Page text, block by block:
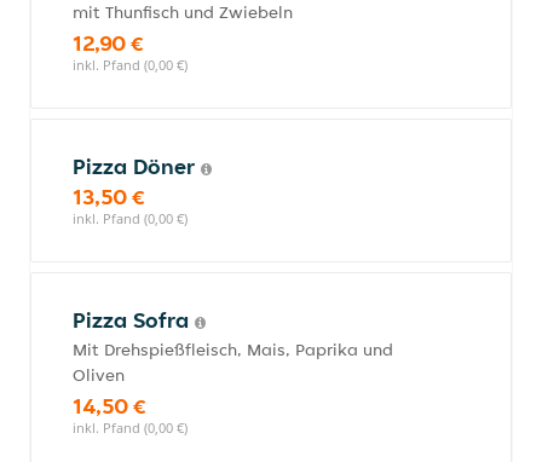
mit Thunfisch und Zwiebeln
12,90 €
inkl. Pfand (0,00 €)
Pizza Döner
13,50 €
inkl. Pfand (0,00 €)
Pizza Sofra
Mit Drehspießfleisch, Mais, Paprika und
Oliven
14,50 €
inkl. Pfand (0,00 €)